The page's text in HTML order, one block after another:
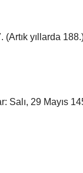
yıllarda
29 Mayıs